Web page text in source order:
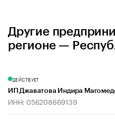
Другие
регионе —
ДЕЙСТВУЕТ
ИП Джаватова Индира
ИНН: 056208669139